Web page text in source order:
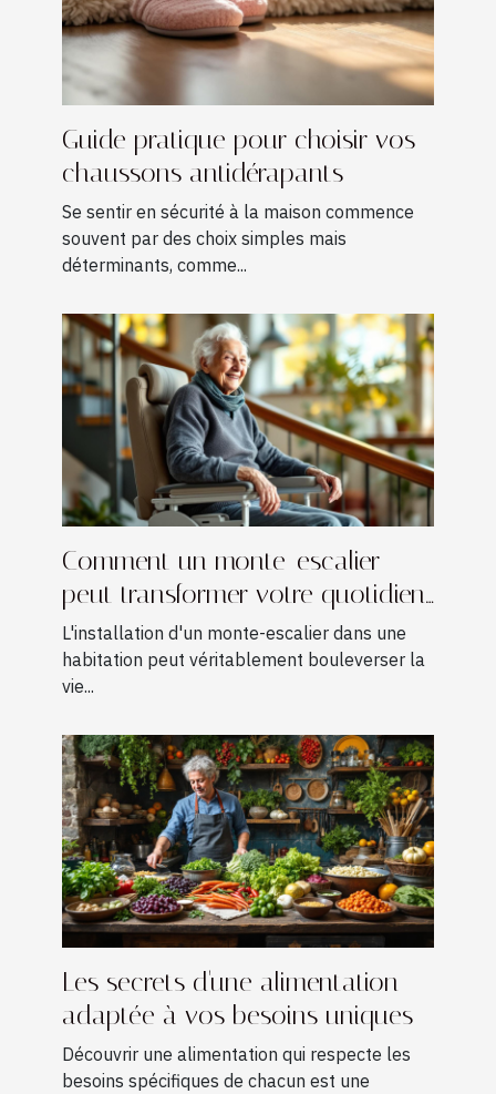
Guide pratique pour choisir vos
chaussons antidérapants
Se sentir en sécurité à la maison commence
souvent par des choix simples mais
déterminants, comme...
Comment un monte-escalier
peut transformer votre quotidien
?
L'installation d'un monte-escalier dans une
habitation peut véritablement bouleverser la
vie...
Les secrets d'une alimentation
adaptée à vos besoins uniques
Découvrir une alimentation qui respecte les
besoins spécifiques de chacun est une